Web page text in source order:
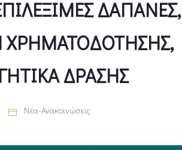
ΔΑΠΑΝΕΣ,
ΧΡΗΜΑΤΟΔΟΤΗΣΗΣ,
ΔΡΑΣΗΣ
Νέα-Ανακοινώσεις